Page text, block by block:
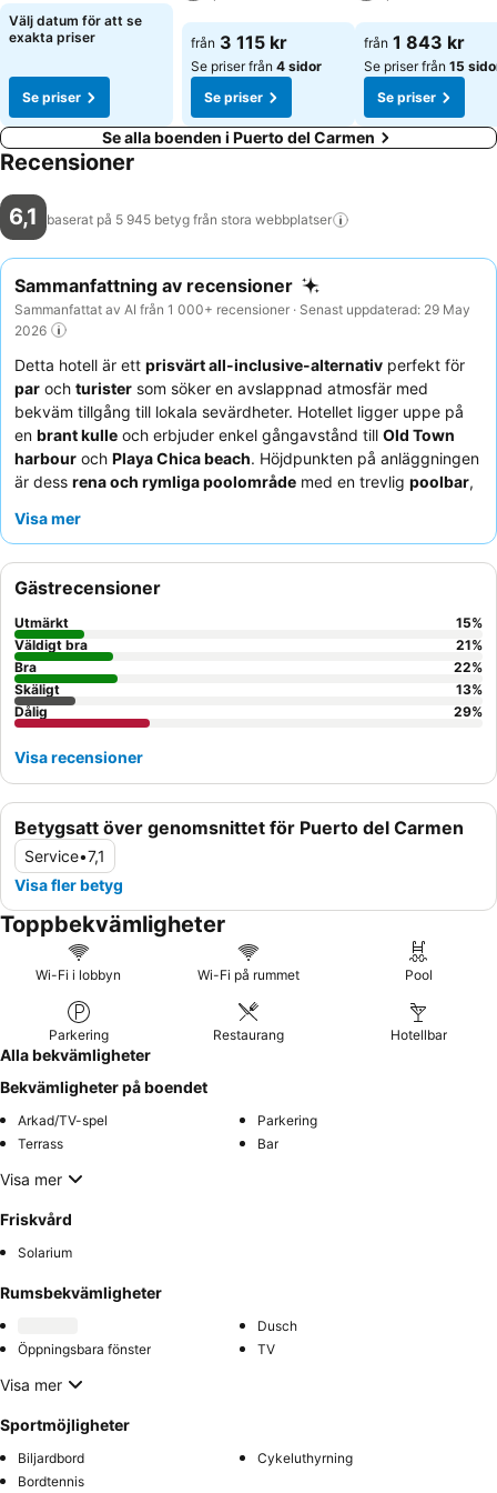
solstolar. Och i poolbaren erbjuds uppfriskande drycker. Här finns
även möjligheten att varva ned med bordtennis och biljard. Om
kvällarna kommer gästerna underhållas med livemusik. Måltider: I
restaurangen (icke-rökare, buffé och barnstol) kommer gästerna
skämmas bort. Hotellet erbjuder även möjligheten att boka
måltidspaket som: övernattning med frukost, halvpension och all-
inclusive. Till frukost, lunch och middag dukas en lika välfylld som
läcker buffé upp för gästerna. All-inclusive-semesterfirare kan njuta
av fördelar som snacks. Huset har ett brett sortiment av både
alkoholfria- och alkoholhaltiga drycker. Kreditkort: Följande
kreditkort accepteras: American Express, Visa och MasterCard.
Se priser
Välj datum för att se
exakta priser
Se priser
Se priser
från 3 115 kr
Se priser från 4 sidor
Se priser
Se priser
från 1 843 kr
Se priser från 15
Se priser
Se alla boenden i Puerto del Carmen
Recensioner
6,1 baserat på 5 945 betyg från stora webbplatser
Sammanfattning av recensioner
Sammanfattat av AI från 1 000+ recensioner · Senast uppdaterad: 29 May
2026
Detta hotell är ett prisvärt all-inclusive-alternativ perfekt för
par och turister som söker en avslappnad atmosfär med
bekväm tillgång till lokala sevärdheter. Hotellet ligger uppe på
en brant kulle och erbjuder enkel gångavstånd till Old Town
harbour och Playa Chica beach. Höjdpunkten på anläggningen
är dess rena och rymliga poolområde med en trevlig poolbar,
vänliga och uppmärksamma personalen
prioriterar lugn och ro rekommenderas att be om ett rum som
vetter bort från poolområdet.
Visa mer
Betygsatt över genomsnittet för Puerto del Carmen
Service•7,1
Visa fler betyg
Gästrecensioner
Utmärkt 15%
Väldigt bra
21%
Bra
22%
Skäligt
13%
Dålig
29%
Visa recensioner
Toppbekvämligheter
Wi-Fi i lobbyn Wi-Fi på rummet Pool
Parkering Restaurang Hotellbar
Alla bekvämligheter
Bekvämligheter på boendet
Arkad/TV-spel
Parkering
Terrass
Bar
Visa mer
Friskvård
Solarium
Rumsbekvämligheter
Dusch
Öppningsbara fönster
TV
Visa mer
Sportmöjligheter
Biljardbord
Cykeluthyrning
Bordtennis